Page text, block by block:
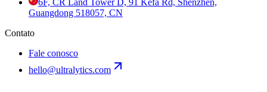
Guangdong 518057, CN
Contato
Fale conosco
hello@ultralytics.com